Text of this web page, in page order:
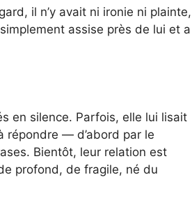
il n’y avait ni ironie ni plainte,
assise près de lui et a
en silence. Parfois, elle lui lisait
répondre — d’abord par le
Bientôt, leur relation est
profond, de fragile, né du